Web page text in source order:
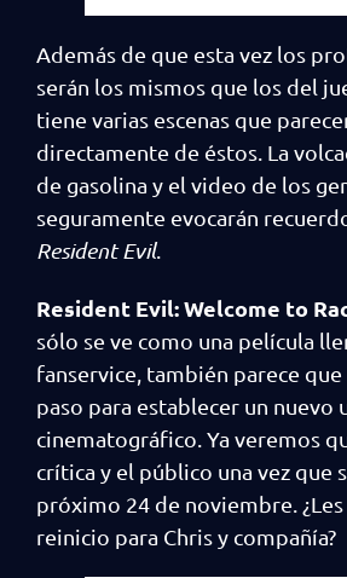
Además de que esta vez los
serán los mismos que los del
tiene varias escenas que
directamente de éstos. La
de gasolina y el video de los
seguramente evocarán
Resident Evil.
Resident Evil: Welcome to
sólo se ve como una película
fanservice, también parece
paso para establecer un nuevo
cinematográfico. Ya veremos
crítica y el público una vez que
próximo 24 de noviembre.
reinicio para Chris y compañía?